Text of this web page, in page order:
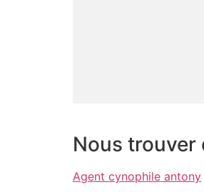
Nous trouver
Agent cynophile antony